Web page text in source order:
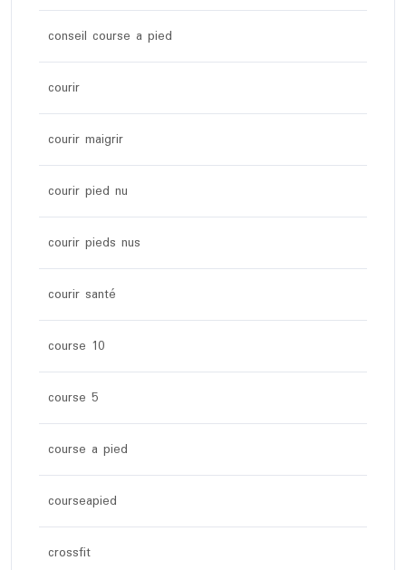
conseil course a pied
courir
courir maigrir
courir pied nu
courir pieds nus
courir santé
course 10
course 5
course a pied
courseapied
crossfit